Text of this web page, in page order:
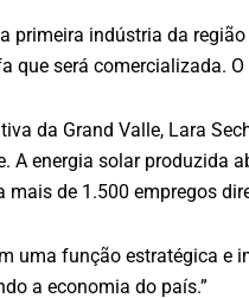
primeira indústria da
que será comercializada.
da Grand Valle, Lara
A energia solar produzida
mais de 1.500 empregos
uma função estratégica e
a economia do país.”